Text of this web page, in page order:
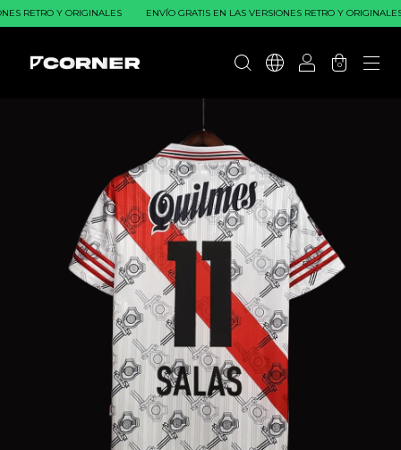
RETRO Y ORIGINALES ENVÍO GRATIS EN LAS VERSIONES RETRO Y ORIGINALES
0